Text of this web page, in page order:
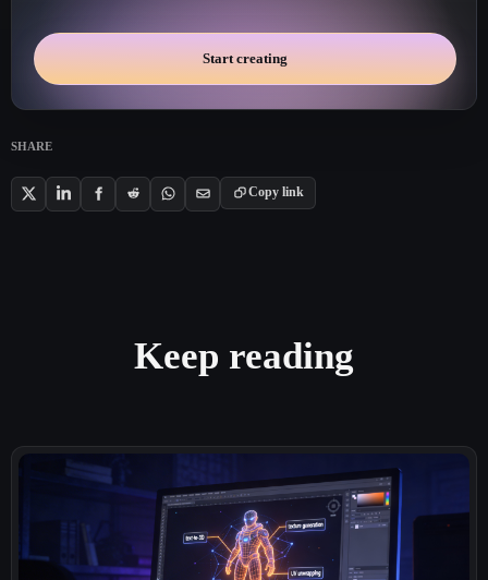
Start creating
SHARE
Copy link
Keep reading